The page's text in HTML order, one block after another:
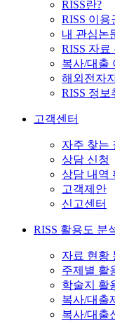
RISS란?
RISS 이용
내 관심논
RISS 자료
복사/대출
해외전자
RISS 정
고객센터
자주 찾는
상담 신청
상담 내역
고객제안
신고센터
RISS 활용도 분
자료 현황
주제별 활
학술지 활
복사/대출
복사/대출